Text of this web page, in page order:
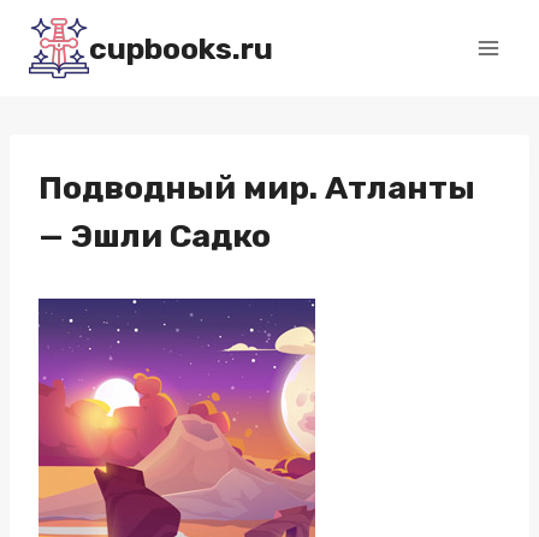
Перейти
содержимому
cupbooks.ru
Подводный мир. Атланты
— Эшли Садко